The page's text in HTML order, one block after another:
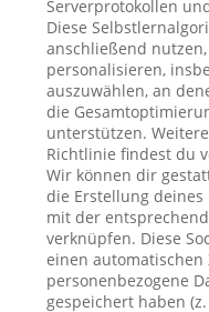
Serverprotokollen
Diese
anschließend
personalisieren,
auszuwählen, an
die
unterstützen.
Richtlinie findest du
Wir können dir
die Erstellung
mit der
verknüpfen. Diese
einen
personenbezogene
gespeichert haben